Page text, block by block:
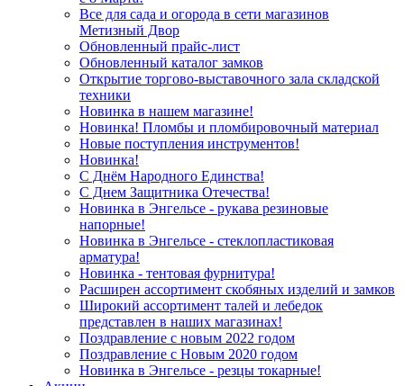
Все для сада и огорода в сети магазинов
Метизный Двор
Обновленный прайс-лист
Обновленный каталог замков
Открытие торгово-выставочного зала складской
техники
Новинка в нашем магазине!
Новинка! Пломбы и пломбировочный материал
Новые поступления инструментов!
Новинка!
С Днём Народного Единства!
С Днем Защитника Отечества!
Новинка в Энгельсе - рукава резиновые
напорные!
Новинка в Энгельсе - стеклопластиковая
арматура!
Новинка - тентовая фурнитура!
Расширен ассортимент скобяных изделий и замков
Широкий ассортимент талей и лебедок
представлен в наших магазинах!
Поздравление с новым 2022 годом
Поздравление с Новым 2020 годом
Новинка в Энгельсе - резцы токарные!